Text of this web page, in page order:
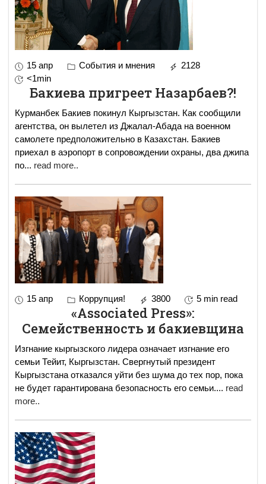
15 апр События и мнения
2128
<1min
Бакиева пригреет Назарбаев?!
Курманбек Бакиев покинул Кыргызстан. Как сообщили
агентства, он вылетел из Джалал-Абада на военном
самолете предположительно в Казахстан. Бакиев
приехал в аэропорт в сопровождении охраны, два джипа
по... read more..
15 апр Коррупция! 3800 5 min read
«Associated Press»:
Семейственность и бакиевщина
Изгнание кыргызского лидера означает изгнание его
семьи Тейит, Кыргызстан. Свергнутый президент
Кыргызстана отказался уйти без шума до тех пор, пока
не будет гарантирована безопасность его семьи.... read
more..